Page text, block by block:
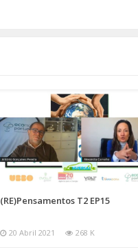
(RE)Pensamentos T2 EP15
20 Abril 2021 268 K